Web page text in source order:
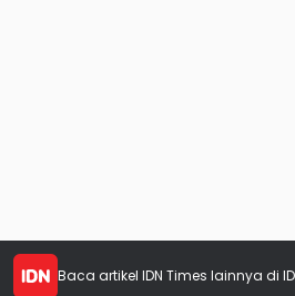
Baca artikel IDN Times lainnya di